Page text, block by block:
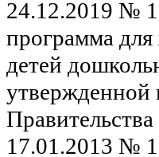
24.12.2019 №
программа
детей
утвержденной
17.01.2013 №